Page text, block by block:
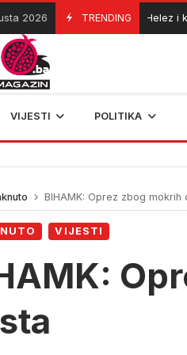
2026 TRENDING
06/08/2026 Helez i
VIJESTI POLITIKA
BIHAMK: Oprez zbog mokrih
VIJESTI